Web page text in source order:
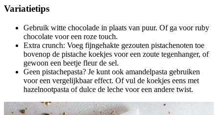
Variatietips
Gebruik witte chocolade in plaats van puur. Of ga voor ruby
chocolate voor een roze touch.
Extra crunch: Voeg fijngehakte gezouten pistachenoten toe
bovenop de pistache koekjes voor een zoute tegenhanger, of
gewoon een beetje fleur de sel.
Geen pistachepasta? Je kunt ook amandelpasta gebruiken
voor een vergelijkbaar effect. Of vul de koekjes eens met
hazelnootpasta of dulce de leche voor een andere twist.